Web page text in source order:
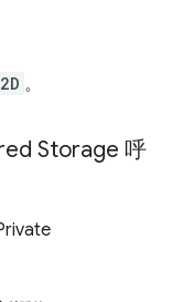
。
Storage 呼